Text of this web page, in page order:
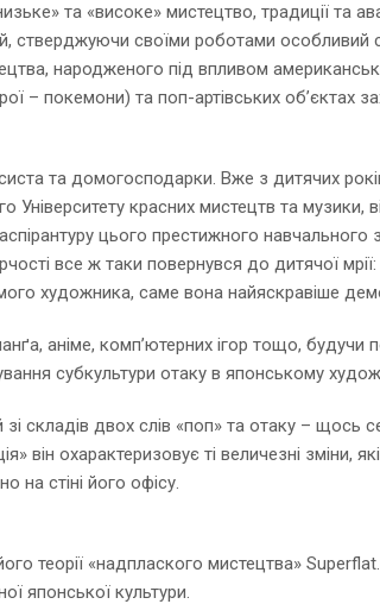
та «високе» мистецтво, традиції та
своїми роботами особливий
народженого під впливом
– покемони) та поп-артівських об’єктах
та домогосподарки. Вже з дитячих
красних мистецтв та музики,
цього престижного
все ж таки повернувся до дитячої
художника, саме вона найяскравіше
аніме, комп’ютерних ігор тощо,
субкультури отаку в японському
складів двох слів «поп» та отаку –
він охарактеризовує ті величезні зміни,
на стіні його офісу.
теорії «надплаского мистецтва»
японської культури.